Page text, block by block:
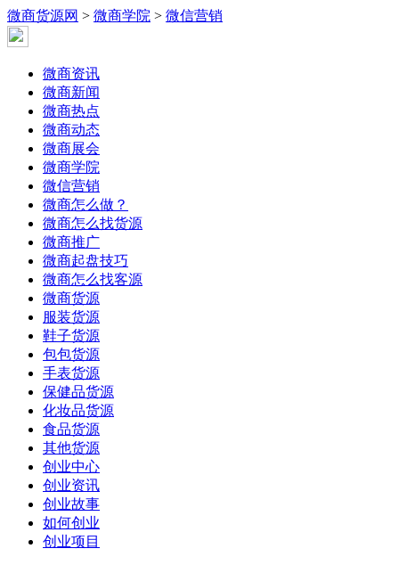
微商货源网 > 微商学院 > 微信营销
微商资讯
微商新闻
微商热点
微商动态
微商展会
微商学院
微信营销
微商怎么做？
微商怎么找货源
微商推广
微商起盘技巧
微商怎么找客源
微商货源
服装货源
鞋子货源
包包货源
手表货源
保健品货源
化妆品货源
食品货源
其他货源
创业中心
创业资讯
创业故事
如何创业
创业项目